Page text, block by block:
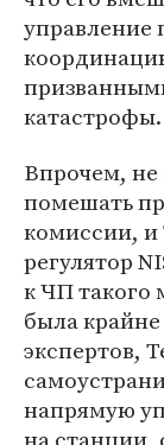
управление
катастрофы.
Впрочем, не
помешать
комиссии, и
регулятор
к ЧП такого
была
экспертов,
напрямую